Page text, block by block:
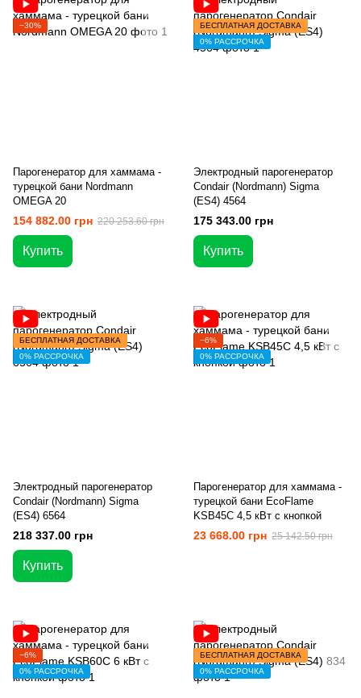
−30%
Парогенератор для хаммама -
турецкой бани Nordmann
OMEGA 20
154 882.00 грн 220 253.60 грн
Купить
БЕСПЛАТНАЯ ДОСТАВКА
0% РАССРОЧКА
Электродный парогенератор
Condair (Nordmann) Sigma
(ES4) 4564
175 343.00 грн
Купить
БЕСПЛАТНАЯ ДОСТАВКА
0% РАССРОЧКА
Электродный парогенератор
Condair (Nordmann) Sigma
(ES4) 6564
218 337.00 грн
Купить
−6%
0% РАССРОЧКА
Парогенератор для хаммама -
турецкой бани EcoFlame
KSB45C 4,5 кВт с кнопкой
23 668.00 грн 25 142.50 грн
−6%
0% РАССРОЧКА
БЕСПЛАТНАЯ ДОСТАВКА
0% РАССРОЧКА